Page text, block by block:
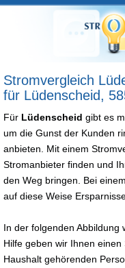
Stromvergleich
für Lüdenscheid,
Für Lüdenscheid gibt es
um die Gunst der Kunden
anbieten. Mit einem
Stromanbieter finden und
den Weg bringen. Bei
auf diese Weise
In der folgenden Abbildung
Hilfe geben wir Ihnen
Haushalt gehörenden